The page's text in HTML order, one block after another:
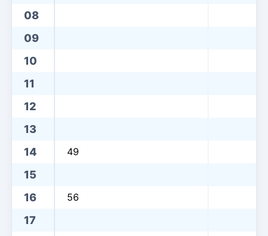
08
09
10
11
12
13
14
49
15
16
56
17